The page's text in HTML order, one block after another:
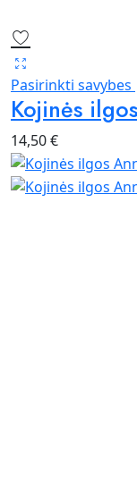
Pasirinkti savybes
Kojinės
14,50€